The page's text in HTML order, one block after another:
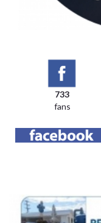
733
fans